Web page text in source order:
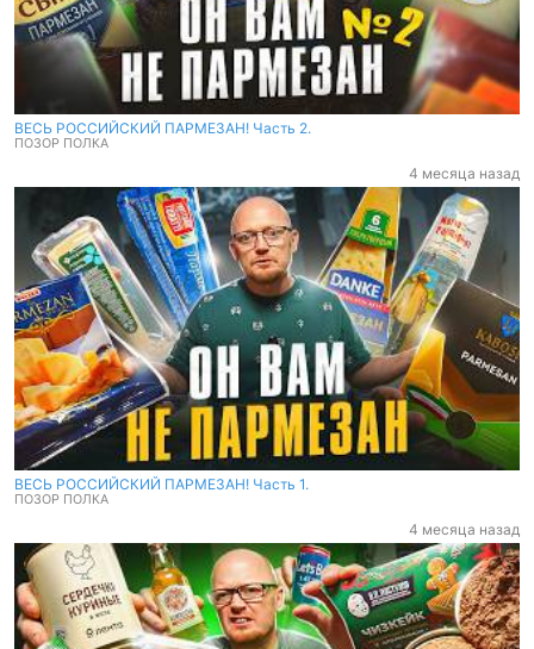
ВЕСЬ РОССИЙСКИЙ ПАРМЕЗАН! Часть 2.
ПОЗОР ПОЛКА
4 месяца назад
ВЕСЬ РОССИЙСКИЙ ПАРМЕЗАН! Часть 1.
ПОЗОР ПОЛКА
4 месяца назад